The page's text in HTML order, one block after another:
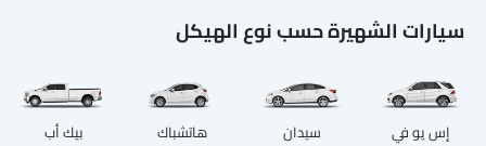
سيارات الشهيرة حسب نوع الهيكل
إس يو في سيدان هاتشباك بيك أب